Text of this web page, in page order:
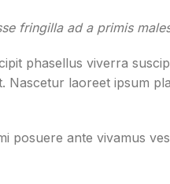
fringilla ad a primis
phasellus viverra
laoreet ipsum
posuere ante vivamus